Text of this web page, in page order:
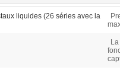
liquides (26 séries avec la